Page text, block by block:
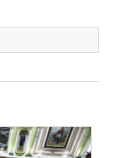
medidas
anualmente,
y Población y
y Organismos
los resultados de